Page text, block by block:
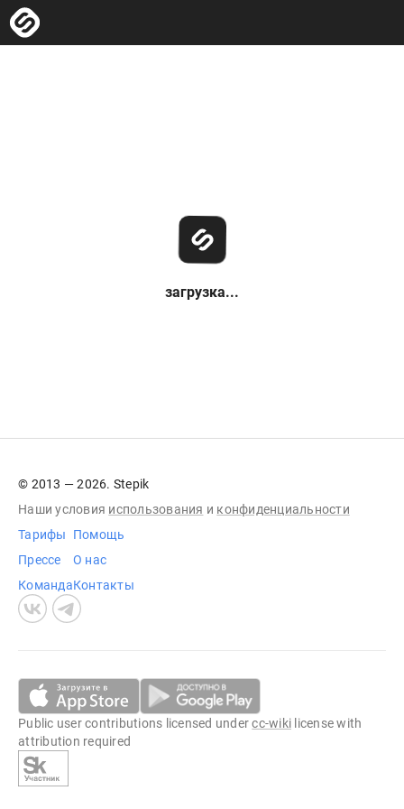
загрузка...
© 2013 — 2026. Stepik
Наши условия использования и конфиденциальности
Тарифы
Прессе
Команда
Помощь
О нас
Контакты
Public user contributions licensed undercc-wiki license with
attribution required